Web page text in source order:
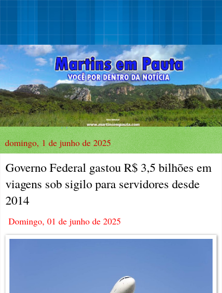
domingo, 1 de junho de 2025
Governo Federal gastou R$ 3,5 bilhões em
viagens sob sigilo para servidores desde
2014
Domingo, 01 de junho de 2025